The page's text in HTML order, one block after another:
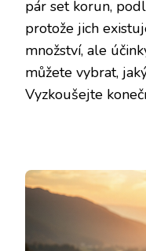
pár set korun,
protože jich
množství, ale
můžete vybrat,
Vyzkoušejte